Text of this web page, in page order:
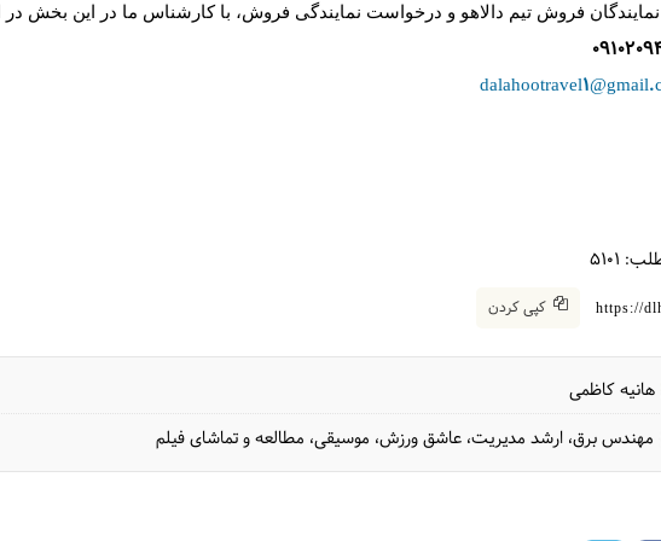
فروش تیم دالاهو و درخواست نمایندگی فروش، با کارشناس ما در این بخش در
5101
https:// کپی کردن
هانیه کاظمی
مهندس برق، ارشد مدیریت، عاشق ورزش، موسیقی، مطالعه و تماشای فیلم